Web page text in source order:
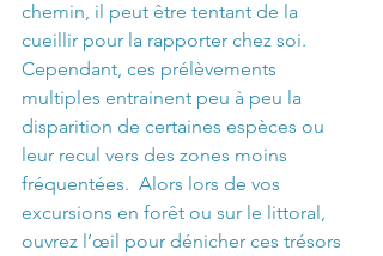
chemin, il peut être tentant de la
cueillir pour la rapporter chez soi.
Cependant, ces prélèvements
multiples entrainent peu à peu la
disparition de certaines espèces ou
leur recul vers des zones moins
fréquentées.  Alors lors de vos
excursions en forêt ou sur le littoral,
ouvrez l’œil pour dénicher ces trésors